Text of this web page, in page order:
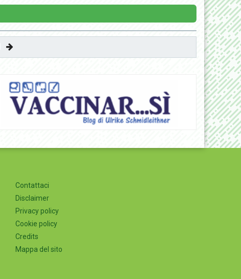
Contattaci
Disclaimer
Privacy policy
Cookie policy
Credits
Mappa del sito